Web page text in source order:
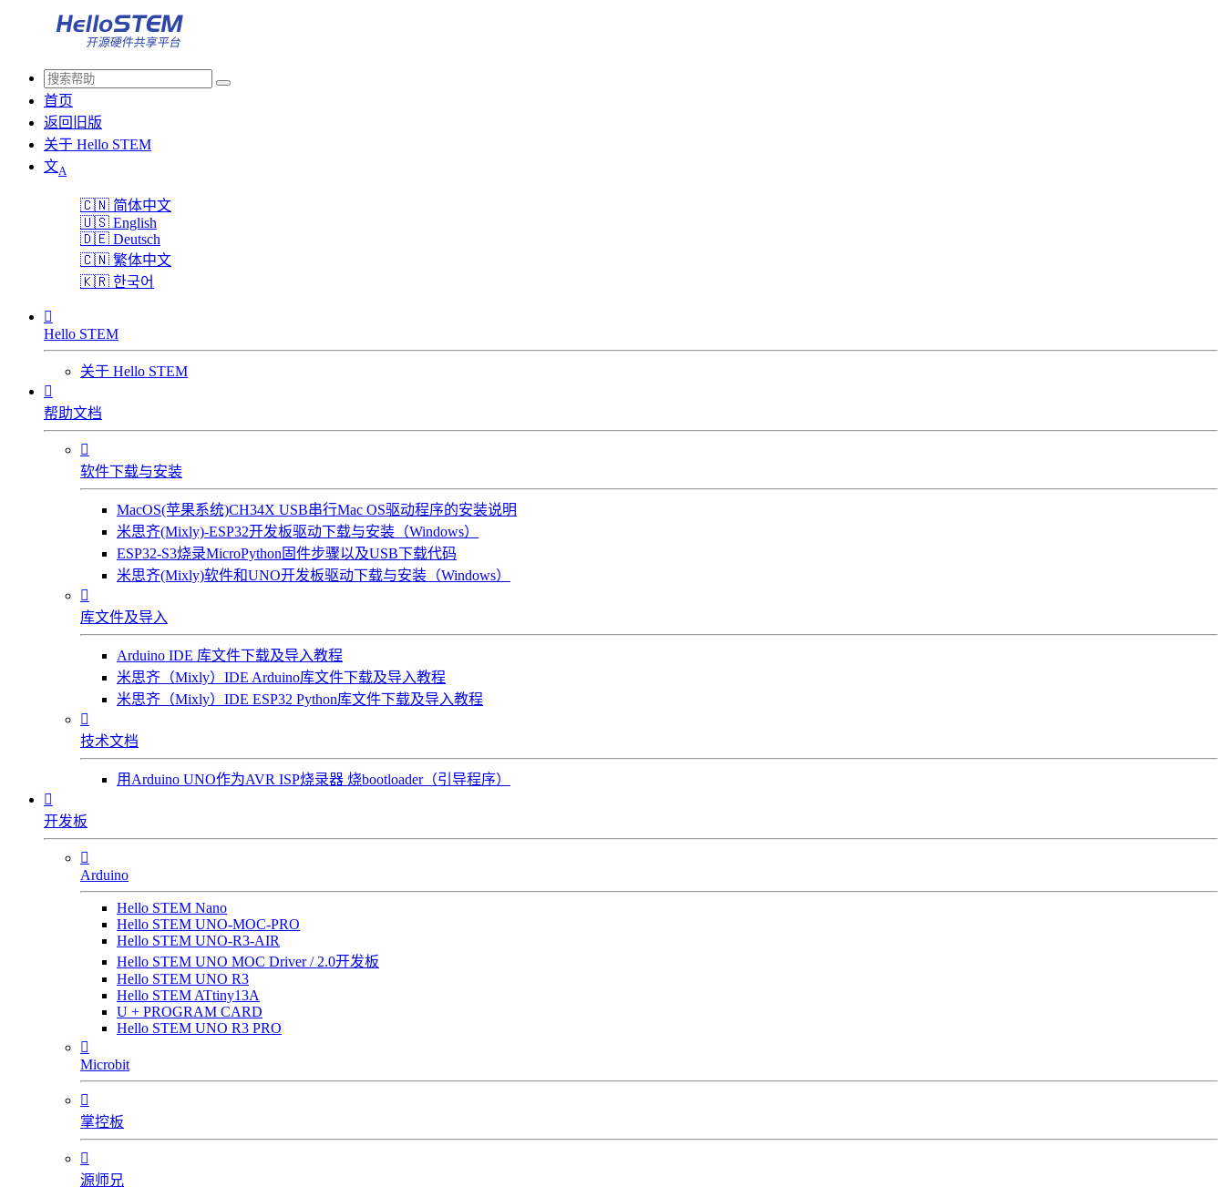
首页
返回旧版
关于 Hello STEM
文A
🇨🇳 简体中文
🇺🇸 English
🇩🇪 Deutsch
🇨🇳 繁体中文
🇰🇷 한국어

Hello STEM
关于 Hello STEM

帮助文档

软件下载与安装
MacOS(苹果系统)CH34X USB串行Mac OS驱动程序的安装说明
米思齐(Mixly)-ESP32开发板驱动下载与安装（Windows）
ESP32-S3烧录MicroPython固件步骤以及USB下载代码
米思齐(Mixly)软件和UNO开发板驱动下载与安装（Windows）

库文件及导入
Arduino IDE 库文件下载及导入教程
米思齐（Mixly）IDE Arduino库文件下载及导入教程
米思齐（Mixly）IDE ESP32 Python库文件下载及导入教程

技术文档
用Arduino UNO作为AVR ISP烧录器 烧bootloader（引导程序）

开发板

Arduino
Hello STEM Nano
Hello STEM UNO-MOC-PRO
Hello STEM UNO-R3-AIR
Hello STEM UNO MOC Driver / 2.0开发板
Hello STEM UNO R3
Hello STEM ATtiny13A
U + PROGRAM CARD
Hello STEM UNO R3 PRO

Microbit

掌控板

源师兄